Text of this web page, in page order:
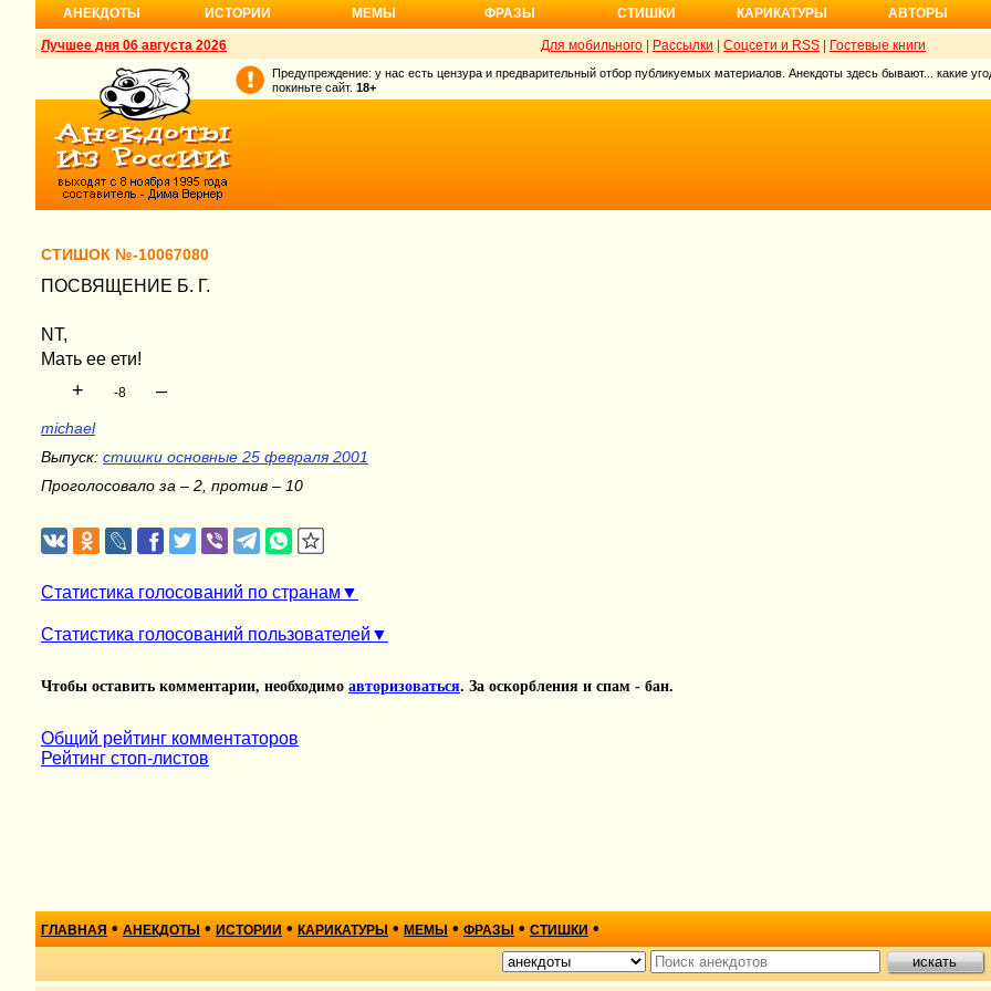
АНЕКДОТЫ ИСТОРИИ МЕМЫ ФРАЗЫ СТИШКИ КАРИКАТУРЫ АВТОРЫ
Лучшее дня 06 августа 2026 Для мобильного Рассылки Соцсети и RSS Гостевые книги
Предупреждение: у нас есть цензура и предварительный отбор публикуемых материалов. Анекдоты здесь бывают... какие
покиньте сайт. 18+
СТИШОК №-10067080
ПОСВЯЩЕНИЕ Б. Г.
NT,
Мать ее ети!
+ -8 –
michael
Выпуск: стишки основные 25 февраля 2001
Проголосовало за – 2, против – 10
Статистика голосований по странам
Статистика голосований пользователей
Чтобы оставить комментарии, необходимо авторизоваться. За оскорбления и спам - бан.
Общий рейтинг комментаторов
Рейтинг стоп-листов
ГЛАВНАЯ • АНЕКДОТЫ • ИСТОРИИ • КАРИКАТУРЫ • МЕМЫ • ФРАЗЫ • СТИШКИ •